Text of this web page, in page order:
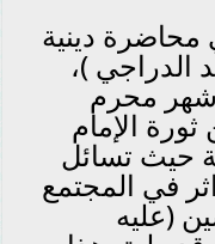
محاضرة دينية
الدراجي )،
شهر محرم
ثورة الإمام
حيث تسائل
في المجتمع
(عليه